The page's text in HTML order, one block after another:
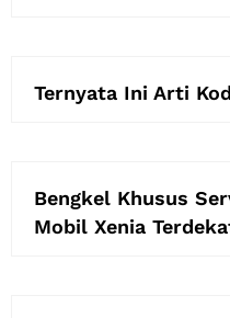
Ternyata Ini Arti
Bengkel Khusus
Mobil Xenia